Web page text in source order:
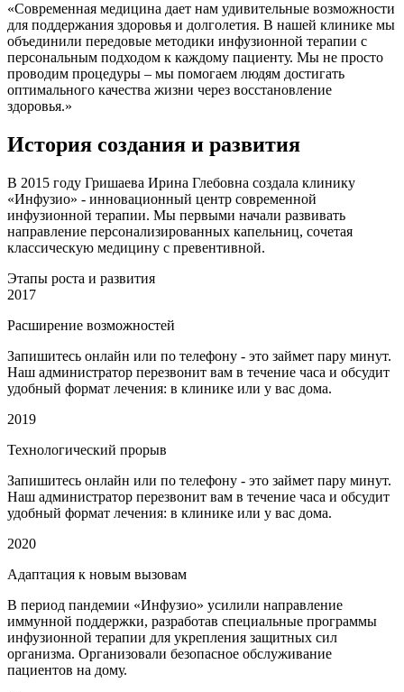
«Современная медицина дает нам удивительные возможности
для поддержания здоровья и долголетия. В нашей клинике мы
объединили передовые методики инфузионной терапии с
персональным подходом к каждому пациенту. Мы не просто
проводим процедуры – мы помогаем людям достигать
оптимального качества жизни через восстановление
здоровья.»
История создания и развития
В 2015 году Гришаева Ирина Глебовна создала клинику
«Инфузио» - инновационный центр современной
инфузионной терапии. Мы первыми начали развивать
направление персонализированных капельниц, сочетая
классическую медицину с превентивной.
Этапы роста и развития
2017
Расширение возможностей
Запишитесь онлайн или по телефону - это займет пару минут.
Наш администратор перезвонит вам в течение часа и обсудит
удобный формат лечения: в клинике или у вас дома.
2019
Технологический прорыв
Запишитесь онлайн или по телефону - это займет пару минут.
Наш администратор перезвонит вам в течение часа и обсудит
удобный формат лечения: в клинике или у вас дома.
2020
Адаптация к новым вызовам
В период пандемии «Инфузио» усилили направление
иммунной поддержки, разработав специальные программы
инфузионной терапии для укрепления защитных сил
организма. Организовали безопасное обслуживание
пациентов на дому.